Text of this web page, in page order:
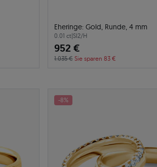
Eheringe: Gold, Runde, 4 mm
0.01 ct|SI2/H
952 €
1.035 € Sie sparen 83 €
-8%